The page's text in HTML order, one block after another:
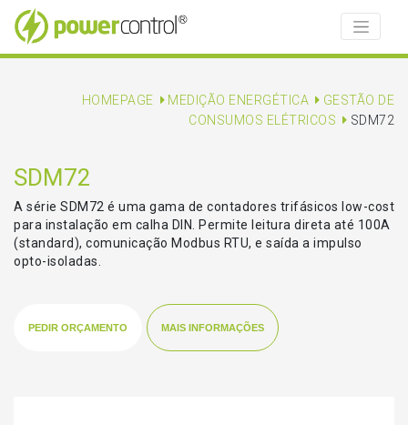
HOMEPAGE MEDIÇÃO ENERGÉTICA
GESTÃO DE
CONSUMOS ELÉTRICOS
SDM72
SDM72
A série SDM72 é uma gama de contadores trifásicos low-cost
para instalação em calha DIN. Permite leitura direta até 100A
(standard), comunicação Modbus RTU, e saída a impulso
opto-isoladas.
PEDIR ORÇAMENTO MAIS INFORMAÇÕES